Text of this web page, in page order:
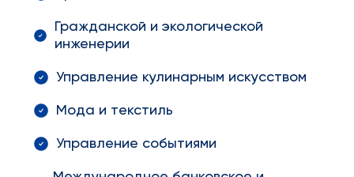
Гражданской и экологической
инженерии
Управление кулинарным искусством
Мода и текстиль
Управление событиями